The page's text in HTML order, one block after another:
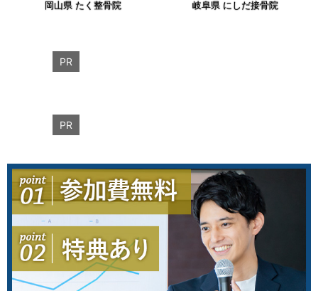
岡山県 たく整骨院 岐阜県 にしだ接骨院
PR
PR